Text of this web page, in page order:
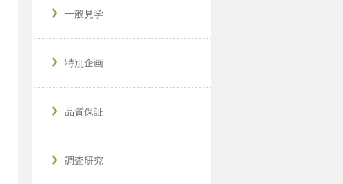
一般見学
特別企画
品質保証
調査研究